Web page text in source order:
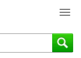
T
g
g